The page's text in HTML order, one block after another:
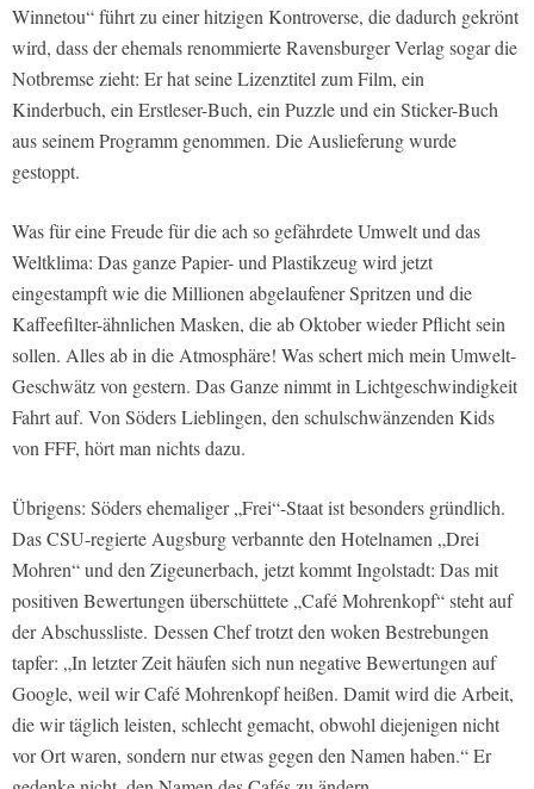
Winnetou“ führt zu einer hitzigen Kontroverse, die dadurch gekrönt
wird, dass der ehemals renommierte Ravensburger Verlag sogar die
Notbremse zieht: Er hat seine Lizenztitel zum Film, ein
Kinderbuch, ein Erstleser-Buch, ein Puzzle und ein Sticker-Buch
aus seinem Programm genommen. Die Auslieferung wurde
gestoppt.
Was für eine Freude für die ach so gefährdete Umwelt und das
Weltklima: Das ganze Papier- und Plastikzeug wird jetzt
eingestampft wie die Millionen abgelaufener Spritzen und die
Kaffeefilter-ähnlichen Masken, die ab Oktober wieder Pflicht sein
sollen. Alles ab in die Atmosphäre! Was schert mich mein Umwelt-
Geschwätz von gestern. Das Ganze nimmt in Lichtgeschwindigkeit
Fahrt auf. Von Söders Lieblingen, den schulschwänzenden Kids
von FFF, hört man nichts dazu.
Übrigens: Söders ehemaliger „Frei“-Staat ist besonders gründlich.
Das CSU-regierte Augsburg verbannte den Hotelnamen „Drei
Mohren“ und den Zigeunerbach, jetzt kommt Ingolstadt: Das mit
positiven Bewertungen überschüttete „Café Mohrenkopf“ steht auf
der Abschussliste. Dessen Chef trotzt den woken Bestrebungen
tapfer: „In letzter Zeit häufen sich nun negative Bewertungen auf
Google, weil wir Café Mohrenkopf heißen. Damit wird die Arbeit,
die wir täglich leisten, schlecht gemacht, obwohl diejenigen nicht
vor Ort waren, sondern nur etwas gegen den Namen haben.“ Er